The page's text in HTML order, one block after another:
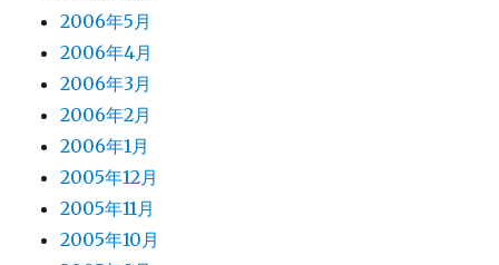
2006年5月
2006年4月
2006年3月
2006年2月
2006年1月
2005年12月
2005年11月
2005年10月